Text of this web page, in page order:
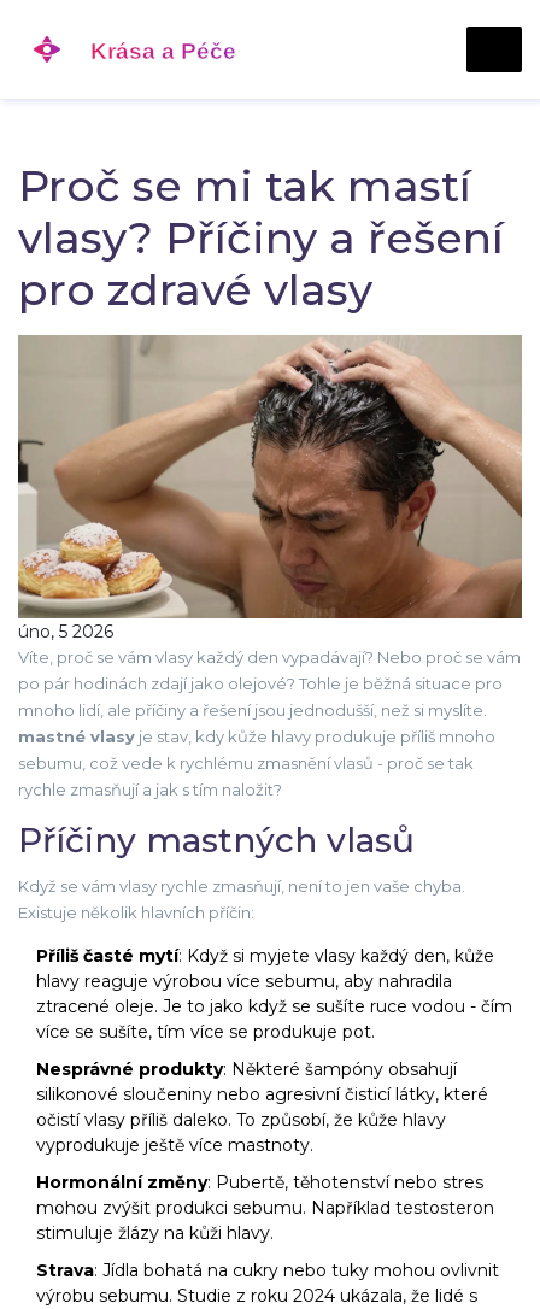
Proč se mi tak mastí
vlasy? Příčiny a řešení
pro zdravé vlasy
úno, 5 2026
Víte, proč se vám vlasy každý den vypadávají? Nebo proč se vám
po pár hodinách zdají jako olejové? Tohle je běžná situace pro
mnoho lidí, ale příčiny a řešení jsou jednodušší, než si myslíte.
mastné vlasy je stav, kdy kůže hlavy produkuje příliš mnoho
sebumu, což vede k rychlému zmasnění vlasů - proč se tak
rychle zmasňují a jak s tím naložit?
Příčiny mastných vlasů
Když se vám vlasy rychle zmasňují, není to jen vaše chyba.
Existuje několik hlavních příčin:
Příliš časté mytí: Když si myjete vlasy každý den, kůže
hlavy reaguje výrobou více sebumu, aby nahradila
ztracené oleje. Je to jako když se sušíte ruce vodou - čím
více se sušíte, tím více se produkuje pot.
Nesprávné produkty: Některé šampóny obsahují
silikonové sloučeniny nebo agresivní čisticí látky, které
očistí vlasy příliš daleko. To způsobí, že kůže hlavy
vyprodukuje ještě více mastnoty.
Hormonální změny: Pubertě, těhotenství nebo stres
mohou zvýšit produkci sebumu. Například testosteron
stimuluje žlázy na kůži hlavy.
Strava: Jídla bohatá na cukry nebo tuky mohou ovlivnit
výrobu sebumu. Studie z roku 2024 ukázala, že lidé s